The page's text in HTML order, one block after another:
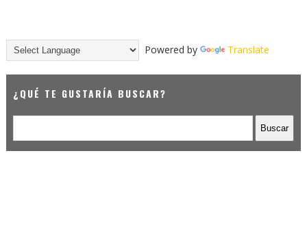
Powered by Translate
¿QUÉ TE GUSTARÍA BUSCAR?